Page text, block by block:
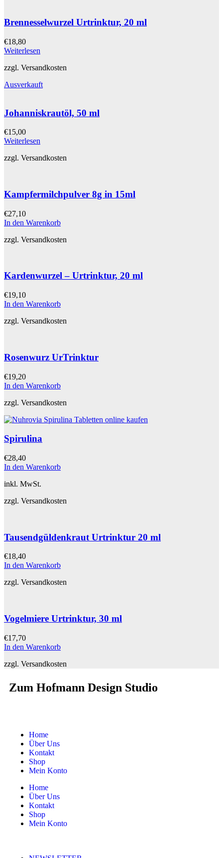
Brennesselwurzel Urtrinktur, 20 ml
€18,80
Weiterlesen
zzgl. Versandkosten
Ausverkauft
Johanniskrautöl, 50 ml
€15,00
Weiterlesen
zzgl. Versandkosten
Kampfermilchpulver 8g in 15ml
€27,10
In den Warenkorb
zzgl. Versandkosten
Kardenwurzel – Urtrinktur, 20 ml
€19,10
In den Warenkorb
zzgl. Versandkosten
Rosenwurz UrTrinktur
€19,20
In den Warenkorb
zzgl. Versandkosten
Spirulina
€28,40
In den Warenkorb
inkl. MwSt.
zzgl. Versandkosten
Tausendgüldenkraut Urtrinktur 20 ml
€18,40
In den Warenkorb
zzgl. Versandkosten
Vogelmiere Urtrinktur, 30 ml
€17,70
In den Warenkorb
zzgl. Versandkosten
Zum Hofmann Design Studio
Home
Über Uns
Kontakt
Shop
Mein Konto
Home
Über Uns
Kontakt
Shop
Mein Konto